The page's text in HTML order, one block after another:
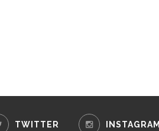
TWITTER INSTAGRAM